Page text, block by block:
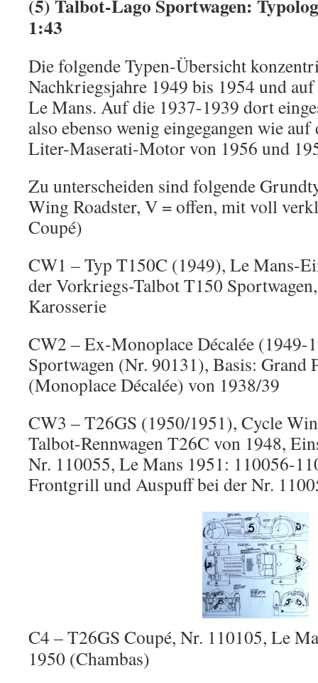
(5) Talbot-Lago Sportwagen:
1:43
Die folgende Typen-Übersicht
Nachkriegsjahre 1949 bis 1954 und
Le Mans. Auf die 1937-1939 dort
also ebenso wenig eingegangen wie
Liter-Maserati-Motor von 1956 und
Zu unterscheiden sind folgende
Wing Roadster, V = offen, mit voll
Coupé)
CW1 – Typ T150C (1949), Le Mans-
der Vorkriegs-Talbot T150
Karosserie
CW2 – Ex-Monoplace Décalée (1949-
Sportwagen (Nr. 90131), Basis: Grand
(Monoplace Décalée) von 1938/39
CW3 – T26GS (1950/1951), Cycle
Talbot-Rennwagen T26C von 1948,
Nr. 110055, Le Mans 1951: 110056-
Frontgrill und Auspuff bei der Nr.
C4 – T26GS Coupé, Nr. 110105, Le
1950 (Chambas)